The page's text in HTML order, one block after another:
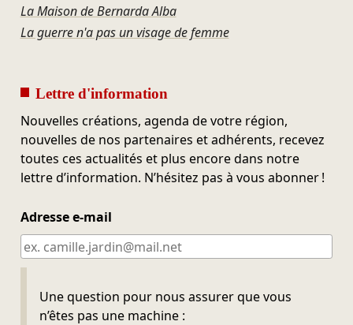
La Maison de Bernarda Alba
La guerre n'a pas un visage de femme
Lettre d'information
Nouvelles créations, agenda de votre région,
nouvelles de nos partenaires et adhérents, recevez
toutes ces actualités et plus encore dans notre
lettre d’information. N’hésitez pas à vous abonner !
Adresse e-mail
Une question pour nous assurer que vous
n’êtes pas une machine :
Ne pas remplir